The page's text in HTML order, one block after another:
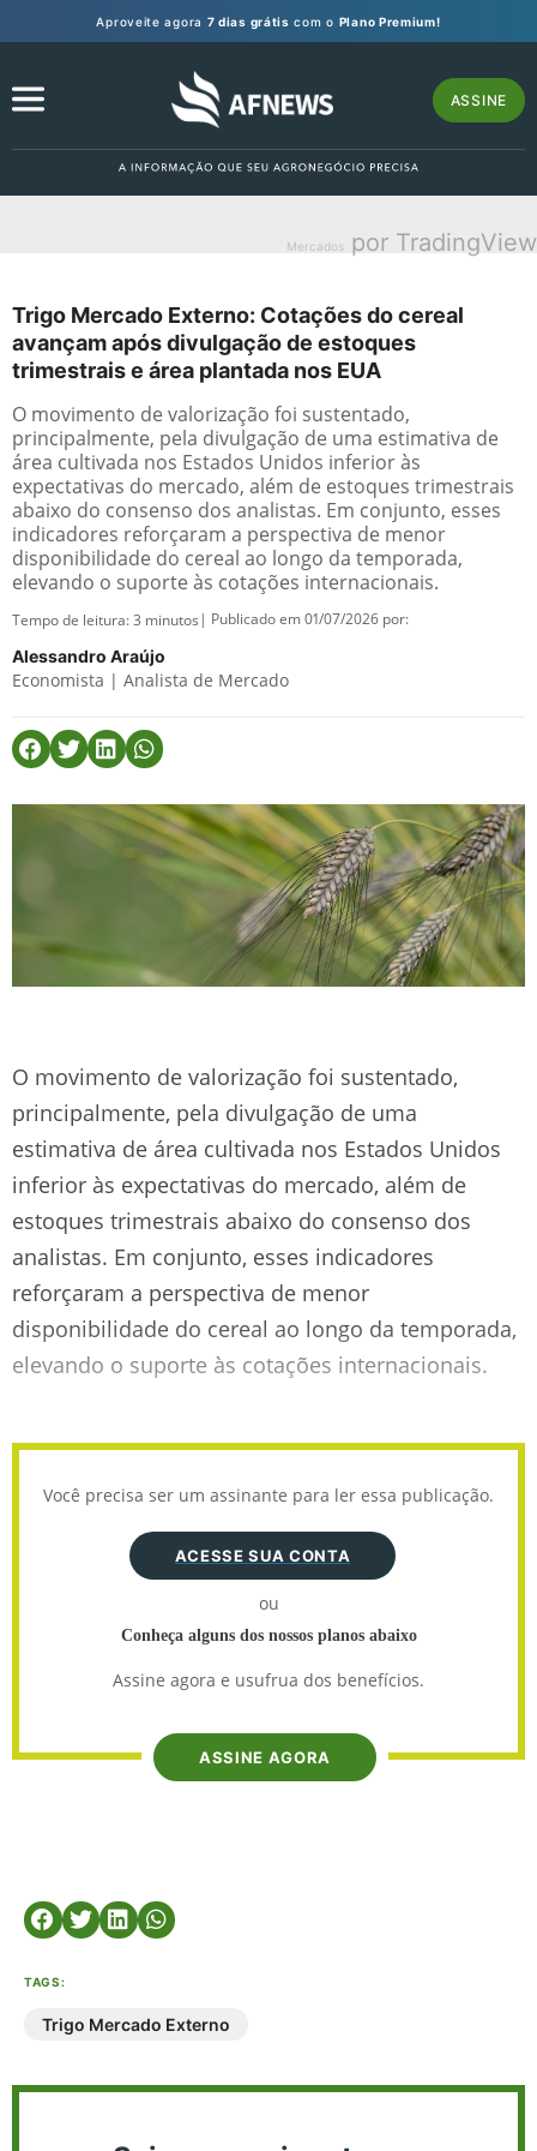
Aproveite agora 7 dias grátis com o Plano Premium!
ASSINE
Mercados por TradingView
Trigo Mercado Externo: Cotações do cereal
avançam após divulgação de estoques
trimestrais e área plantada nos EUA
O movimento de valorização foi sustentado,
principalmente, pela divulgação de uma estimativa de
área cultivada nos Estados Unidos inferior às
expectativas do mercado, além de estoques trimestrais
abaixo do consenso dos analistas. Em conjunto, esses
indicadores reforçaram a perspectiva de menor
disponibilidade do cereal ao longo da temporada,
elevando o suporte às cotações internacionais.
Tempo de leitura:3 minutos | Publicado em 01/07/2026 por:
Alessandro Araújo
Economista | Analista de Mercado
O movimento de valorização foi sustentado,
principalmente, pela divulgação de uma
estimativa de área cultivada nos Estados Unidos
inferior às expectativas do mercado, além de
estoques trimestrais abaixo do consenso dos
analistas. Em conjunto, esses indicadores
reforçaram a perspectiva de menor
disponibilidade do cereal ao longo da temporada,
elevando o suporte às cotações internacionais.
Você precisa ser um assinante para ler essa publicação.
ACESSE SUA CONTA
ou
Conheça alguns dos nossos planos abaixo
Assine agora e usufrua dos benefícios.
ASSINE AGORA
TAGS:
Trigo Mercado Externo